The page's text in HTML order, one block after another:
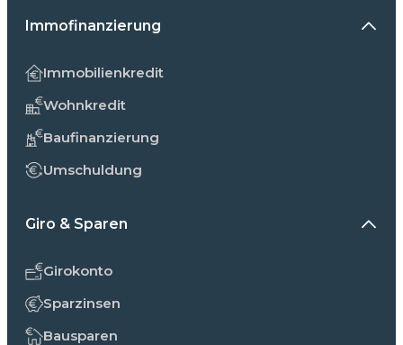
Immofinanzierung
Immobilienkredit
Wohnkredit
Baufinanzierung
Umschuldung
Giro & Sparen
Girokonto
Sparzinsen
Bausparen